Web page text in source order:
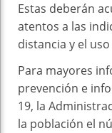
Estas deberán
atentos a las
distancia y el
Para mayores
prevención e
19, la
la población el